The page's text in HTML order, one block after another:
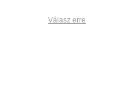
Válasz erre